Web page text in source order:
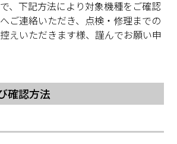
、下記方法により対象機種をご確認
ご連絡いただき、点検・修理までの
えいただきます様、謹んでお願い申
確認方法